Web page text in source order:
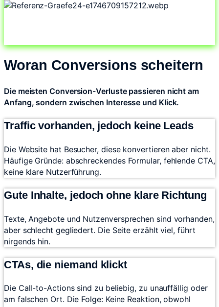
Woran Conversions scheitern
Die meisten Conversion-Verluste passieren nicht am
Anfang, sondern zwischen Interesse und Klick.
Traffic vorhanden, jedoch keine Leads
Die Website hat Besucher, diese konvertieren aber nicht.
Häufige Gründe: abschreckendes Formular, fehlende CTA,
keine klare Nutzerführung.
Gute Inhalte, jedoch ohne klare Richtung
Texte, Angebote und Nutzenversprechen sind vorhanden,
aber schlecht gegliedert. Die Seite erzählt viel, führt
nirgends hin.
CTAs, die niemand klickt
Die Call-to-Actions sind zu beliebig, zu unauffällig oder
am falschen Ort. Die Folge: Keine Reaktion, obwohl